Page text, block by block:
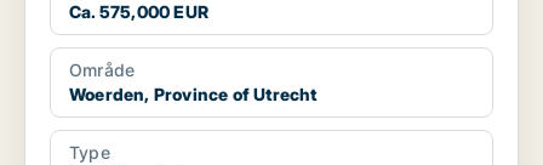
Ca. 575,000 EUR
Område
Woerden, Province of Utrecht
Type